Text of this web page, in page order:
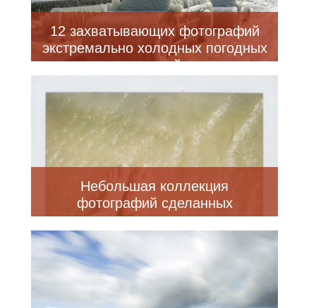
12 захватывающих фотографий
экстремально холодных погодных
условий
Небольшая коллекция
фотографий сделанных
полароидом